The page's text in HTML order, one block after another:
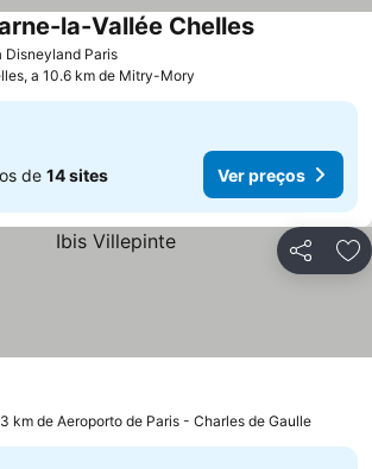
Disneyland Paris
la-Vallée Chelles
a 10.6 km de Mitry-Mory
de 14 sites Ver preços
Partilhar
km de Aeroporto de Paris - Charles de Gaulle